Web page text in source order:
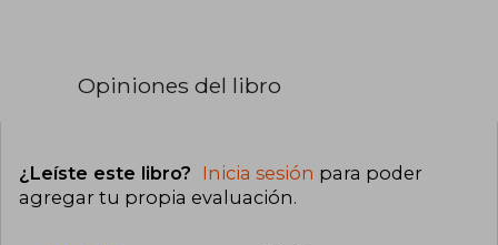
Opiniones del libro
¿Leíste este libro? Inicia sesión para poder
agregar tu propia evaluación.